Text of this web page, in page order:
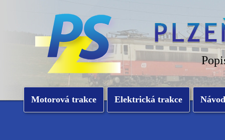
Motorová trakce Elektrická trakce